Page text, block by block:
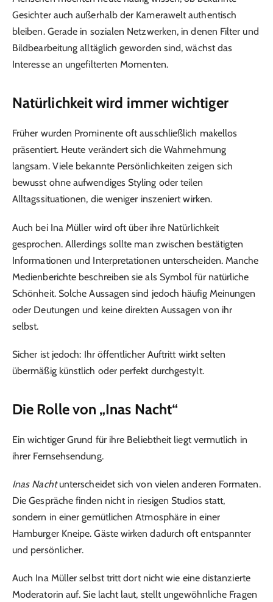
Gesichter auch außerhalb der Kamerawelt authentisch
bleiben. Gerade in sozialen Netzwerken, in denen Filter und
Bildbearbeitung alltäglich geworden sind, wächst das
Interesse an ungefilterten Momenten.
Natürlichkeit wird immer wichtiger
Früher wurden Prominente oft ausschließlich makellos
präsentiert. Heute verändert sich die Wahrnehmung
langsam. Viele bekannte Persönlichkeiten zeigen sich
bewusst ohne aufwendiges Styling oder teilen
Alltagssituationen, die weniger inszeniert wirken.
Auch bei Ina Müller wird oft über ihre Natürlichkeit
gesprochen. Allerdings sollte man zwischen bestätigten
Informationen und Interpretationen unterscheiden. Manche
Medienberichte beschreiben sie als Symbol für natürliche
Schönheit. Solche Aussagen sind jedoch häufig Meinungen
oder Deutungen und keine direkten Aussagen von ihr
selbst.
Sicher ist jedoch: Ihr öffentlicher Auftritt wirkt selten
übermäßig künstlich oder perfekt durchgestylt.
Die Rolle von „Inas Nacht“
Ein wichtiger Grund für ihre Beliebtheit liegt vermutlich in
ihrer Fernsehsendung.
Inas Nachtunterscheidet sich von vielen anderen Formaten.
Die Gespräche finden nicht in riesigen Studios statt,
sondern in einer gemütlichen Atmosphäre in einer
Hamburger Kneipe. Gäste wirken dadurch oft entspannter
und persönlicher.
Auch Ina Müller selbst tritt dort nicht wie eine distanzierte
Moderatorin auf. Sie lacht laut, stellt ungewöhnliche Fragen